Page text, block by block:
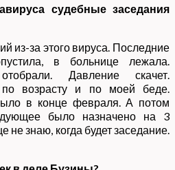
судебные заседания
из-за этого вируса. Последние
в больнице лежала.
Давление скачет.
возрасту и по моей беде.
в конце февраля. А потом
было назначено на 3
не знаю, когда будет заседание.